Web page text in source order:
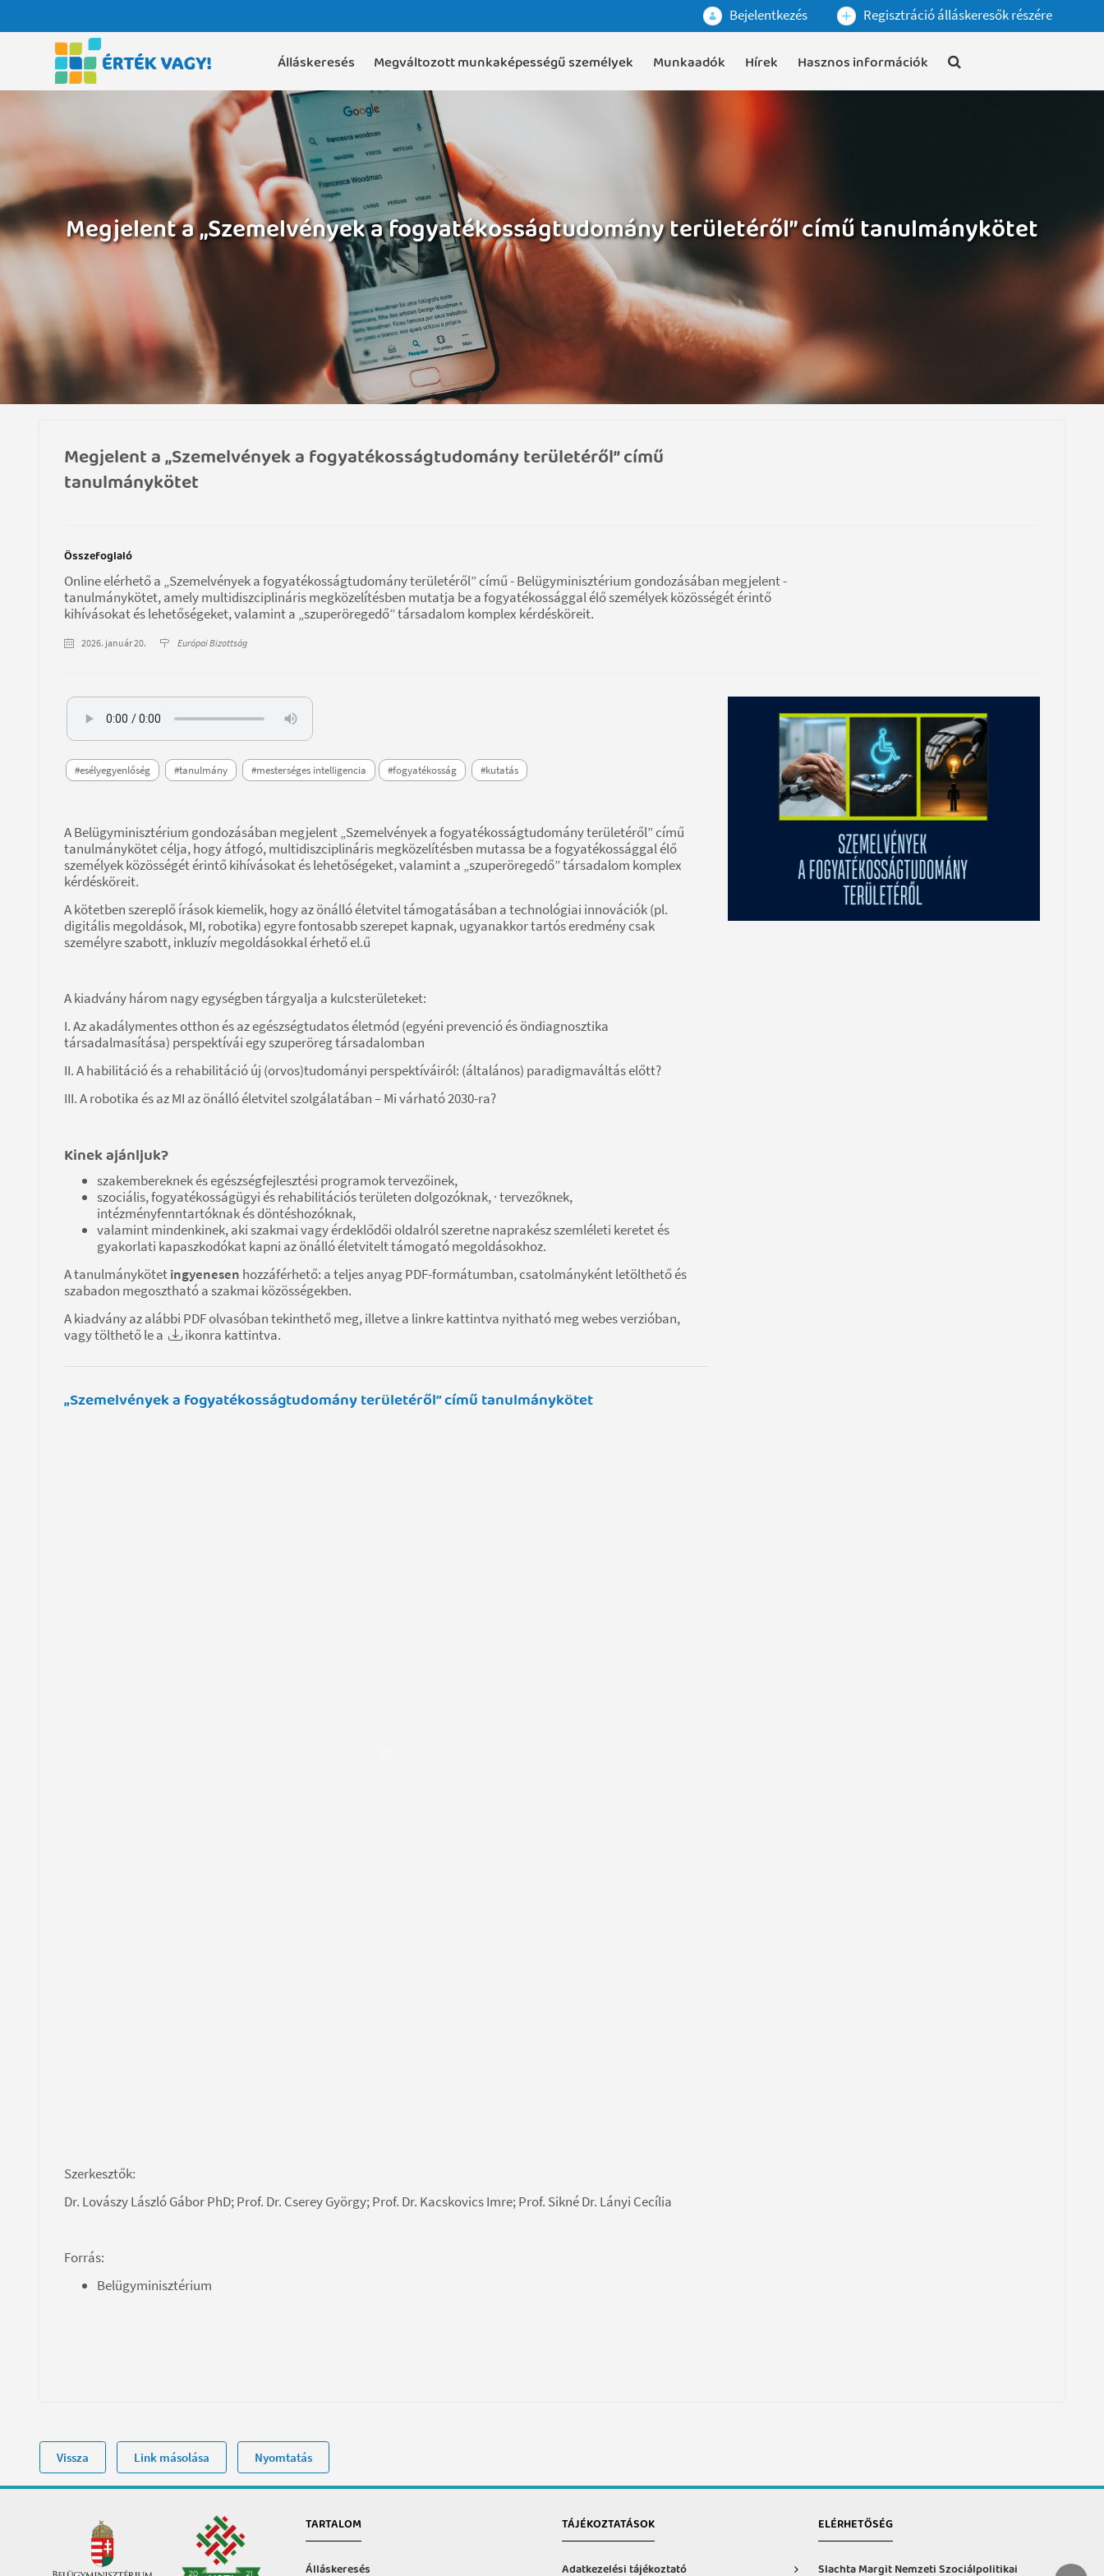
Bejelentkezés Regisztráció álláskeresők részére
Álláskeresés Megváltozott munkaképességű személyek Munkaadók Hírek Hasznos információk
Megjelent a „Szemelvények a fogyatékosságtudomány területéről” című tanulmánykötet
Megjelent a „Szemelvények a fogyatékosságtudomány területéről” című
tanulmánykötet
Összefoglaló
Online elérhető a „Szemelvények a fogyatékosságtudomány területéről” című - Belügyminisztérium gondozásában megjelent -
tanulmánykötet, amely multidiszciplináris megközelítésben mutatja be a fogyatékossággal élő személyek közösségét érintő
kihívásokat és lehetőségeket, valamint a „szuperöregedő” társadalom komplex kérdésköreit.
2026. január 20. Európai Bizottság
#esélyegyenlőség #tanulmány #mesterséges intelligencia #fogyatékosság #kutatás
A Belügyminisztérium gondozásában megjelent „Szemelvények a fogyatékosságtudomány területéről” című
tanulmánykötet célja, hogy átfogó, multidiszciplináris megközelítésben mutassa be a fogyatékossággal élő
személyek közösségét érintő kihívásokat és lehetőségeket, valamint a „szuperöregedő” társadalom komplex
kérdésköreit.
A kötetben szereplő írások kiemelik, hogy az önálló életvitel támogatásában a technológiai innovációk (pl.
digitális megoldások, MI, robotika) egyre fontosabb szerepet kapnak, ugyanakkor tartós eredmény csak
személyre szabott, inkluzív megoldásokkal érhető el.ű
A kiadvány három nagy egységben tárgyalja a kulcsterületeket:
I. Az akadálymentes otthon és az egészségtudatos életmód (egyéni prevenció és öndiagnosztika
társadalmasítása) perspektívái egy szuperöreg társadalomban
II. A habilitáció és a rehabilitáció új (orvos)tudományi perspektíváiról: (általános) paradigmaváltás előtt?
III. A robotika és az MI az önálló életvitel szolgálatában – Mi várható 2030-ra?
Kinek ajánljuk?
szakembereknek és egészségfejlesztési programok tervezőinek,
szociális, fogyatékosságügyi és rehabilitációs területen dolgozóknak, · tervezőknek,
intézményfenntartóknak és döntéshozóknak,
valamint mindenkinek, aki szakmai vagy érdeklődői oldalról szeretne naprakész szemléleti keretet és
gyakorlati kapaszkodókat kapni az önálló életvitelt támogató megoldásokhoz.
A tanulmánykötetingyenesen hozzáférhető: a teljes anyag PDF-formátumban, csatolmányként letölthető és
szabadon megosztható a szakmai közösségekben.
A kiadvány az alábbi PDF olvasóban tekinthető meg, illetve a linkre kattintva nyitható meg webes verzióban,
vagy tölthető le a
ikonra kattintva.
„Szemelvények a fogyatékosságtudomány területéről” című tanulmánykötet
Szerkesztők:
Dr. Lovászy László Gábor PhD; Prof. Dr. Cserey György; Prof. Dr. Kacskovics Imre; Prof. Sikné Dr. Lányi Cecília
Forrás:
Belügyminisztérium
Vissza Link másolása Nyomtatás
TARTALOM
Álláskeresés
TÁJÉKOZTATÁSOK
Adatkezelési tájékoztató
ELÉRHETŐSÉG
Slachta Margit Nemzeti Szociálpolitikai